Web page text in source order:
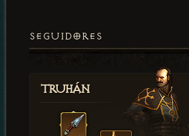
SEGUIDORES
Truhán